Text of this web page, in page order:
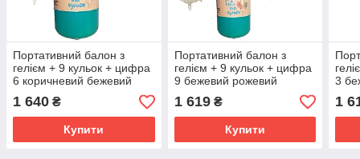
Портативний балон з
гелієм + 9 кульок + цифра
6 коричневий бежевий
1 640 ₴
Купити
Портативний балон з
гелієм + 9 кульок + цифра
9 бежевий рожевий
1 619₴
Купити
3
1